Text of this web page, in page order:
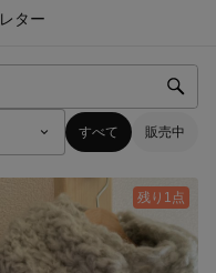
レター
すべて 販売中
残り1点